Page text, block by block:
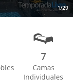
1/29
7
Camas
Individuales